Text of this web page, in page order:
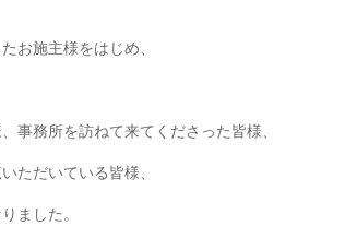
お施主様をはじめ、
事務所を訪ねて来てくださった皆様、
ただいている皆様、
ました。